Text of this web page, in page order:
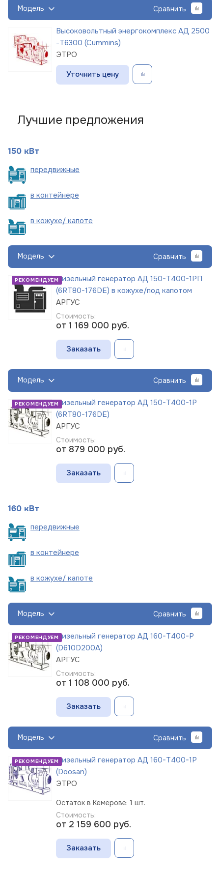
Модель Сравнить
Высоковольтный энергокомплекс АД 2500
-Т6300 (Cummins)
ЭТРО
Уточнить цену
Лучшие предложения
150 кВт
передвижные
в контейнере
в кожухе/ капоте
Модель Сравнить
РЕКОМЕНДУЕМДизельный генератор АД 150-Т400-1РП
(6RT80-176DE) в кожухе/под капотом
АРГУС
Стоимость:
от 1 169 000 руб.
Заказать
Модель Сравнить
РЕКОМЕНДУЕМДизельный генератор АД 150-Т400-1Р
(6RT80-176DE)
АРГУС
Стоимость:
от 879 000 руб.
Заказать
160 кВт
передвижные
в контейнере
в кожухе/ капоте
Модель Сравнить
РЕКОМЕНДУЕМДизельный генератор АД 160-Т400-Р
(D610D200A)
АРГУС
Стоимость:
от 1 108 000 руб.
Заказать
Модель Сравнить
РЕКОМЕНДУЕМДизельный генератор АД 160-Т400-1Р
(Doosan)
ЭТРО
Остаток в Кемерове: 1 шт.
Стоимость:
от 2 159 600 руб.
Заказать